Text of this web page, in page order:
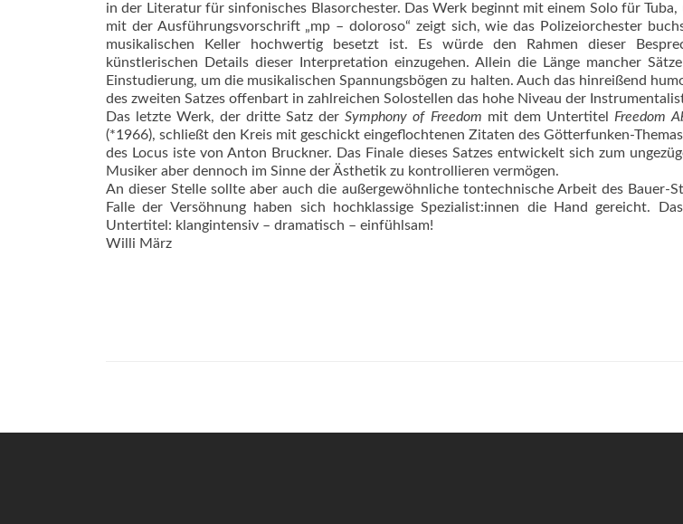
in der Literatur für sinfonisches Blasorchester. Das Werk beginnt mit einem Solo für Tuba,
mit der Ausführungsvorschrift „mp – doloroso“ zeigt sich, wie das Polizeiorchester
musikalischen Keller hochwertig besetzt ist. Es würde den Rahmen dieser
künstlerischen Details dieser Interpretation einzugehen. Allein die Länge mancher
Einstudierung, um die musikalischen Spannungsbögen zu halten. Auch das hinreißend
des zweiten Satzes offenbart in zahlreichen Solostellen das hohe Niveau der
Das letzte Werk, der dritte Satz derSymphony of Freedom mit dem Untertitel Freedom
(*1966), schließt den Kreis mit geschickt eingeflochtenen Zitaten des Götterfunken-
des Locus iste von Anton Bruckner. Das Finale dieses Satzes entwickelt sich zum
Musiker aber dennoch im Sinne der Ästhetik zu kontrollieren vermögen.
An dieser Stelle sollte aber auch die außergewöhnliche tontechnische Arbeit des Bauer-
Falle der Versöhnung haben sich hochklassige Spezialist:innen die Hand gereicht.
Untertitel: klangintensiv – dramatisch – einfühlsam!
Willi März